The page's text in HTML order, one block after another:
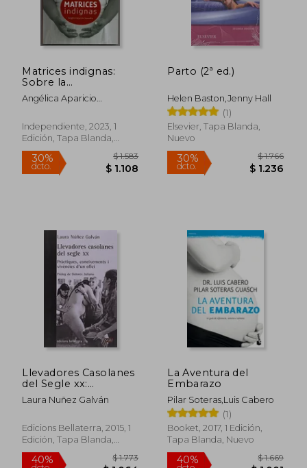
40% 30%
Matrices indignas:
Sobre la
anticoncepción
forzada contra
en México. Un
acercamiento
Angélica Aparicio
Independiente, 2023, 1
Edición, Tapa Blanda,
Nuevo
30%
dcto.
$ 1.583
Parto (2ª ed.)
Helen Baston,Jenny Hall
(1)
Elsevier, Tapa Blanda,
Nuevo
30%
dcto.
Llevadores Casolanes
del Segle xx:
Pràctiques,
Coneixements i
Catalán)
Laura Nuñez Galván
Edicions Bellaterra, 2015, 1
Edición, Tapa Blanda,
Nuevo
La Aventura del
Embarazo
Pilar Soteras,Luis Cabero
(1)
Booket, 2017, 1 Edición,
Tapa Blanda, Nuevo